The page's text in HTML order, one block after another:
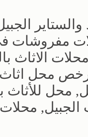
مفروشات
الاثاث
محل اثاث
محل للأثاث
الجبيل,